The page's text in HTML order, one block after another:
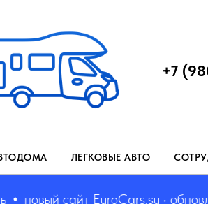
+7
ЛЕГКОВЫЕ АВТО
новый сайт EuroCars.su •